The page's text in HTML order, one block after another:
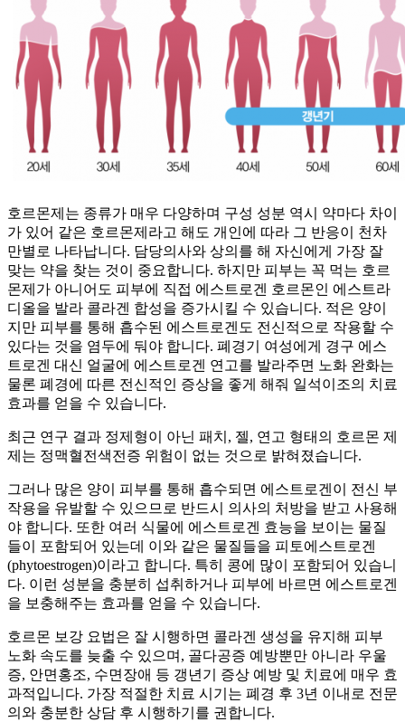
호르몬제는 종류가 매우 다양하며 구성 성분 역시 약마다 차이
가 있어 같은 호르몬제라고 해도 개인에 따라 그 반응이 천차
만별로 나타납니다. 담당의사와 상의를 해 자신에게 가장 잘
맞는 약을 찾는 것이 중요합니다. 하지만 피부는 꼭 먹는 호르
몬제가 아니어도 피부에 직접 에스트로겐 호르몬인 에스트라
디올을 발라 콜라겐 합성을 증가시킬 수 있습니다. 적은 양이
지만 피부를 통해 흡수된 에스트로겐도 전신적으로 작용할 수
있다는 것을 염두에 둬야 합니다. 폐경기 여성에게 경구 에스
트로겐 대신 얼굴에 에스트로겐 연고를 발라주면 노화 완화는
물론 폐경에 따른 전신적인 증상을 좋게 해줘 일석이조의 치료
효과를 얻을 수 있습니다.
최근 연구 결과 정제형이 아닌 패치, 젤, 연고 형태의 호르몬 제
제는 정맥혈전색전증 위험이 없는 것으로 밝혀졌습니다.
그러나 많은 양이 피부를 통해 흡수되면 에스트로겐이 전신 부
작용을 유발할 수 있으므로 반드시 의사의 처방을 받고 사용해
야 합니다. 또한 여러 식물에 에스트로겐 효능을 보이는 물질
들이 포함되어 있는데 이와 같은 물질들을 피토에스트로겐
(phytoestrogen)이라고 합니다. 특히 콩에 많이 포함되어 있습니
다. 이런 성분을 충분히 섭취하거나 피부에 바르면 에스트로겐
을 보충해주는 효과를 얻을 수 있습니다.
호르몬 보강 요법은 잘 시행하면 콜라겐 생성을 유지해 피부
노화 속도를 늦출 수 있으며, 골다공증 예방뿐만 아니라 우울
증, 안면홍조, 수면장애 등 갱년기 증상 예방 및 치료에 매우 효
과적입니다. 가장 적절한 치료 시기는 폐경 후 3년 이내로 전문
의와 충분한 상담 후 시행하기를 권합니다.